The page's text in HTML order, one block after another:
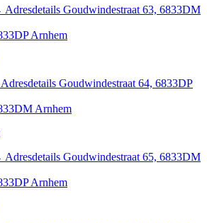
Adresdetails Goudwindestraat 63, 6833DM
Arnhem
Adresdetails Goudwindestraat 64, 6833DP
Arnhem
Adresdetails Goudwindestraat 65, 6833DM
Arnhem